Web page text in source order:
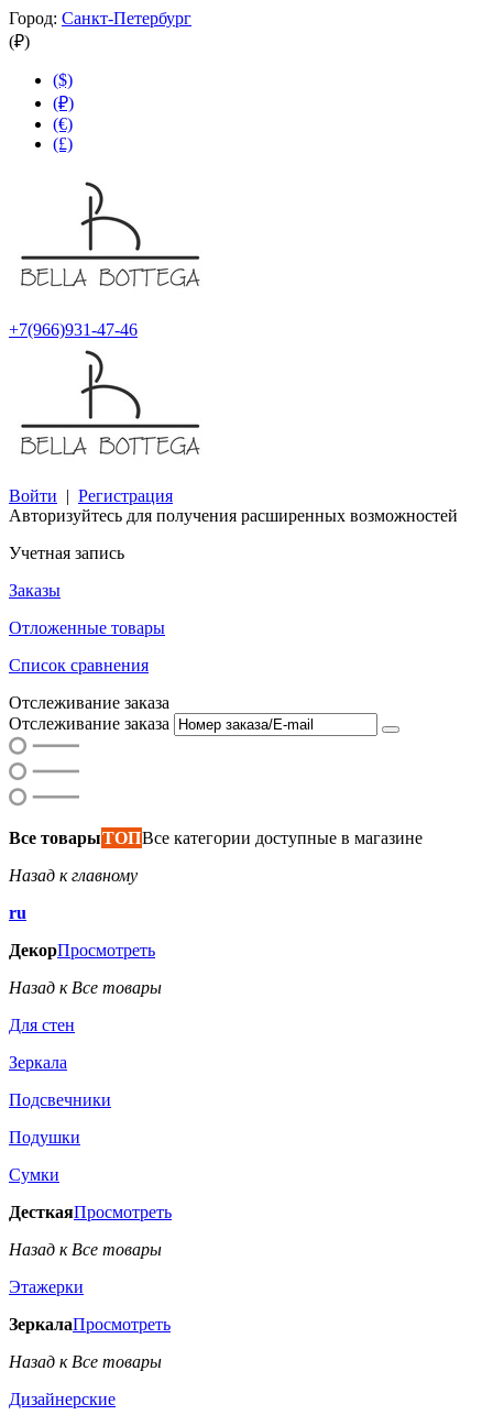
Город: Санкт-Петербург
(₽)
($)
(₽)
(€)
(£)
+7(966)931-47-46
Войти | Регистрация
Авторизуйтесь для получения расширенных возможностей
Учетная запись
Заказы
Отложенные товары
Список сравнения
Отслеживание заказа
Отслеживание заказа
Все товарыТОПВсе категории доступные в магазине
Назад к главному
ru
ДекорПросмотреть
Назад к Все товары
Для стен
Зеркала
Подсвечники
Подушки
Сумки
ДесткаяПросмотреть
Назад к Все товары
Этажерки
ЗеркалаПросмотреть
Назад к Все товары
Дизайнерские